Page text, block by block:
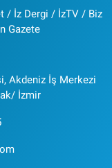
/ İz Dergi / İzTV / Biz
Gazete
Akdeniz İş Merkezi
İzmir